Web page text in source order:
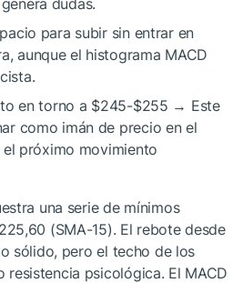
para subir sin entrar en
aunque el histograma MACD
en torno a $245-$255 → Este
como imán de precio en el
próximo movimiento
una serie de mínimos
(SMA-15). El rebote desde
sólido, pero el techo de los
psicológica. El MACD